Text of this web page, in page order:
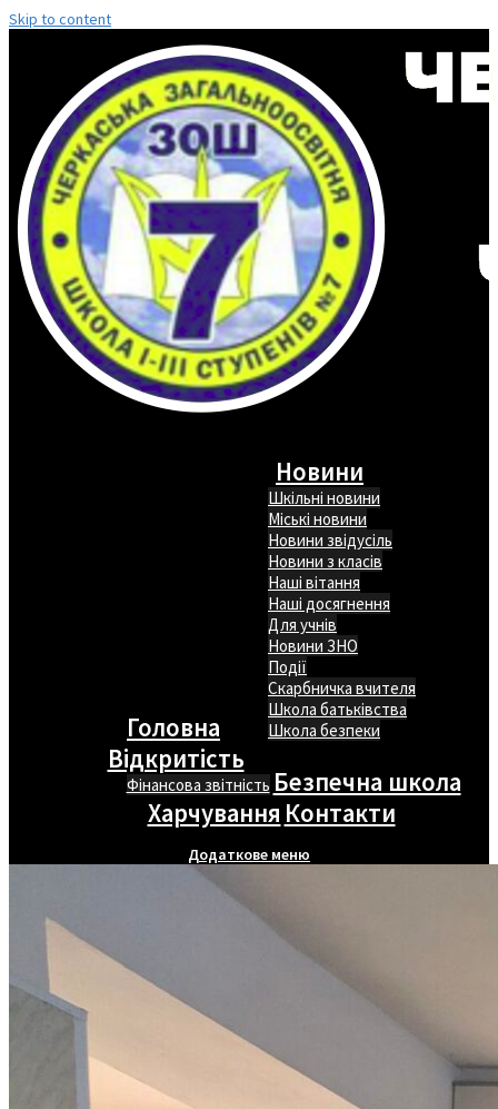
Skip to content
Головна
Новини
Шкільні новини
Міські новини
Новини звідусіль
Новини з класів
Наші вітання
Наші досягнення
Для учнів
Новини ЗНО
Події
Скарбничка вчителя
Школа батьківства
Школа безпеки
Відкритість
Фінансова звітність Безпечна школа
Харчування Контакти
Додаткове меню